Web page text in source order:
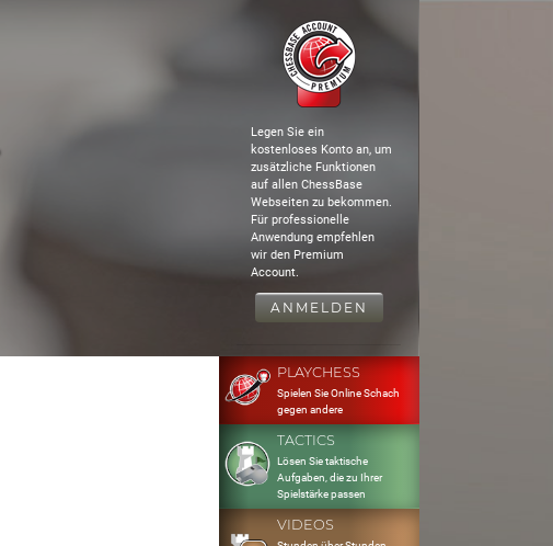
Legen Sie ein
kostenloses Konto an, um
zusätzliche Funktionen
auf allen ChessBase
Webseiten zu bekommen.
Für professionelle
Anwendung empfehlen
wir den Premium
Account.
ANMELDEN
PLAYCHESS
Spielen Sie Online Schach
gegen andere
TACTICS
Lösen Sie taktische
Aufgaben, die zu Ihrer
Spielstärke passen
VIDEOS